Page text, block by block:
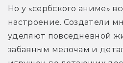
Но у «сербского аниме»
настроение. Создатели
уделяют повседневной
забавным мелочам и